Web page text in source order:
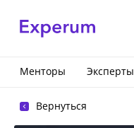
Менторы Эксперты
Вернуться